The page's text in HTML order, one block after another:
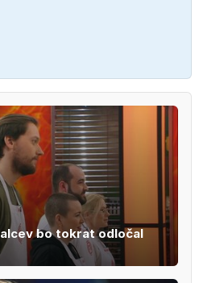
bo tokrat odločal